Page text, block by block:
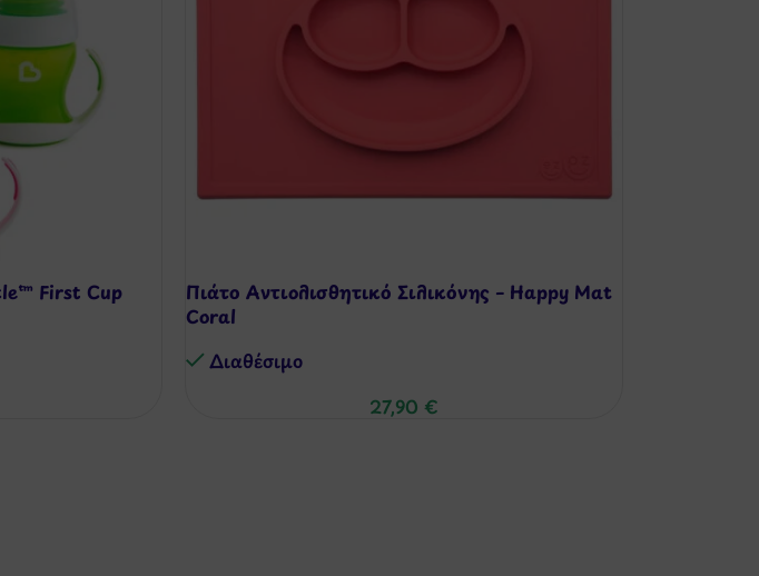
First Cup
Πιάτο Αντιολισθητικό Σιλικόνης – Happy Mat
Coral
Διαθέσιμo
27,90 €